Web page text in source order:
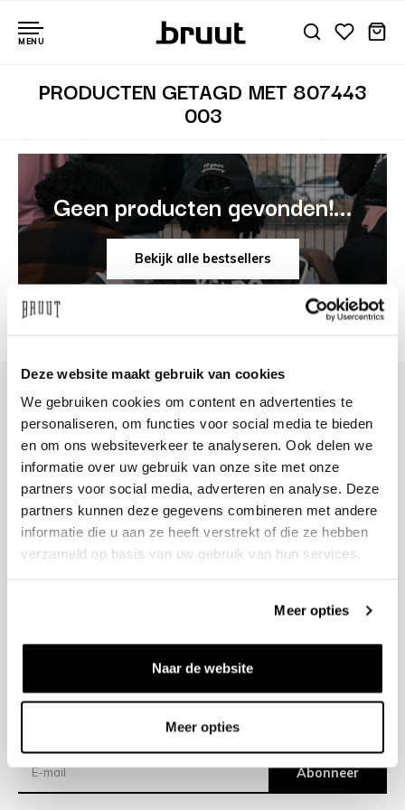
Deze website maakt gebruik van cookies
We gebruiken cookies om content en advertenties te
personaliseren, om functies voor social media te bieden
en om ons websiteverkeer te analyseren. Ook delen we
informatie over uw gebruik van onze site met onze
partners voor social media, adverteren en analyse. Deze
partners kunnen deze gegevens combineren met andere
informatie die u aan ze heeft verstrekt of die ze hebben
verzameld op basis van uw gebruik van hun services.
Meer opties
Naar de website
Meer opties
MENU
PRODUCTEN GETAGD MET 807443
003
Geen producten gevonden!...
Bekijk alle bestsellers
+31 23 205 2006
info@bruut.nl
Contact Formulier
Open tot 18:00
OPENINGSTIJDEN
Verzending
Abonneer